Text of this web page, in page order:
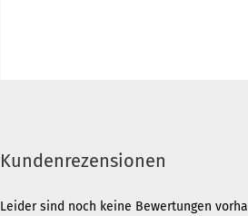
Kundenrezensionen
Leider sind noch keine Bewertungen